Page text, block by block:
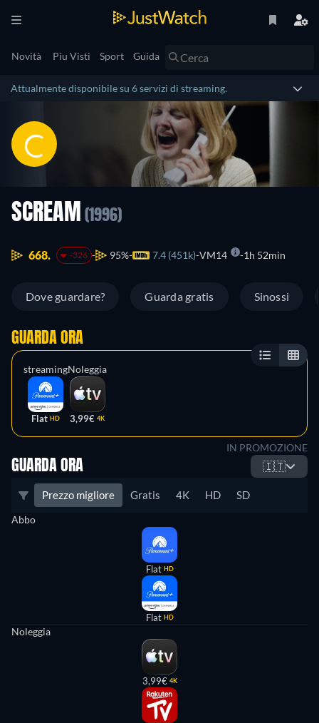
Novità Piu Visti Sport Guida
Attualmente disponibile su 6 servizi di streaming.
SCREAM (1996)
668. -326 95% 7.4 (451k) VM14 1h 52min
Dove guardare? Guarda gratis Sinossi
GUARDA ORA
streaming
Flat HD
Noleggia
3,99€ 4K
IN PROMOZIONE
GUARDA ORA 🇮🇹
Prezzo migliore Gratis 4K HD SD
Abbo
Flat HD
Flat HD
Noleggia
3,99€ 4K